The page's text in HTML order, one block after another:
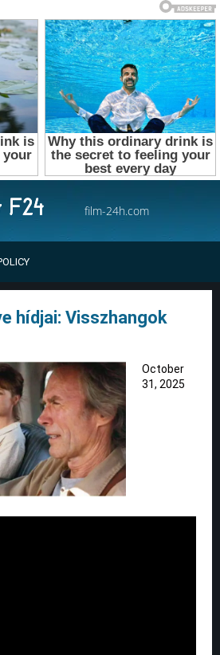
film-24h.com
hídjai: Visszhangok
October
31, 2025